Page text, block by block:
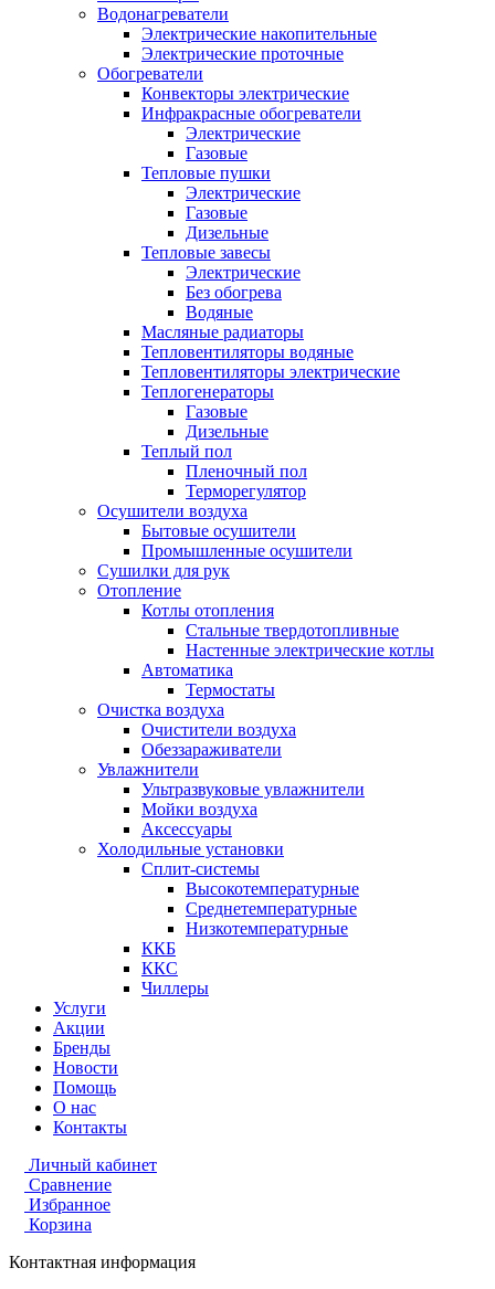
Водонагреватели
Электрические накопительные
Электрические проточные
Обогреватели
Конвекторы электрические
Инфракрасные обогреватели
Электрические
Газовые
Тепловые пушки
Электрические
Газовые
Дизельные
Тепловые завесы
Электрические
Без обогрева
Водяные
Масляные радиаторы
Тепловентиляторы водяные
Тепловентиляторы электрические
Теплогенераторы
Газовые
Дизельные
Теплый пол
Пленочный пол
Терморегулятор
Осушители воздуха
Бытовые осушители
Промышленные осушители
Сушилки для рук
Отопление
Котлы отопления
Стальные твердотопливные
Настенные электрические котлы
Автоматика
Термостаты
Очистка воздуха
Очистители воздуха
Обеззараживатели
Увлажнители
Ультразвуковые увлажнители
Мойки воздуха
Аксессуары
Холодильные установки
Сплит-системы
Высокотемпературные
Среднетемпературные
Низкотемпературные
ККБ
ККС
Чиллеры
Услуги
Акции
Бренды
Новости
Помощь
О нас
Контакты
Личный кабинет
Сравнение
Избранное
Корзина
Контактная информация